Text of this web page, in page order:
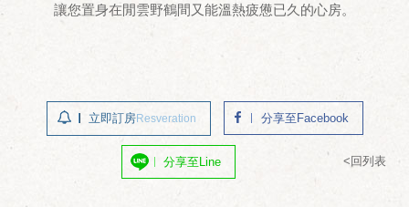
讓您置身在閒雲野鶴間又能溫熱疲憊已久的心房。
立即訂房Resveration 分享至Facebook
分享至Line <回列表